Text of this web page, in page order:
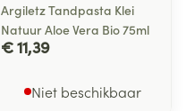
Argiletz Tandpasta Klei
Natuur Aloe Vera Bio 75ml
€ 11,39
Niet beschikbaar